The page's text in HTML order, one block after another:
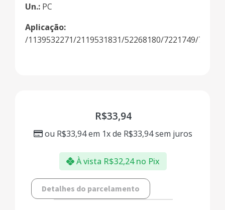
Un.: PC
Aplicação:
/1139532271/2119531831/52268180/7221749/
R$33,94
ou R$33,94em 1x de R$33,94sem juros
À vista R$32,24 no Pix
Detalhes do parcelamento